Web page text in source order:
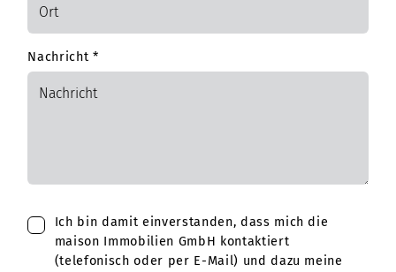
Nachricht *
Ich bin damit einverstanden, dass mich die
maison Immobilien GmbH kontaktiert
(telefonisch oder per E-Mail) und dazu meine